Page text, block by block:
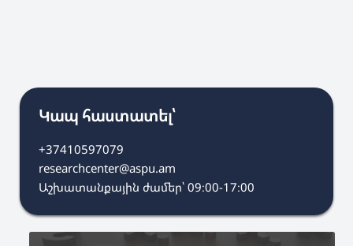
Կապ հաստատել՝
+37410597079
researchcenter@aspu.am
Աշխատանքային ժամեր՝ 09։00-17։00